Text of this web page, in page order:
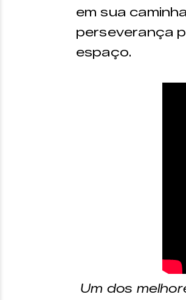
em sua
perseverança
espaço.
Um dos